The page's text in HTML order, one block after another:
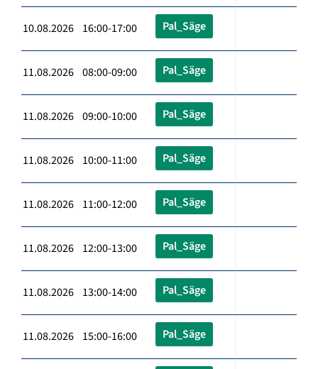
10.08.2026 16:00-17:00 Pal_Säge
11.08.2026 08:00-09:00 Pal_Säge
11.08.2026 09:00-10:00 Pal_Säge
11.08.2026 10:00-11:00 Pal_Säge
11.08.2026 11:00-12:00 Pal_Säge
11.08.2026 12:00-13:00 Pal_Säge
11.08.2026 13:00-14:00 Pal_Säge
11.08.2026 15:00-16:00 Pal_Säge